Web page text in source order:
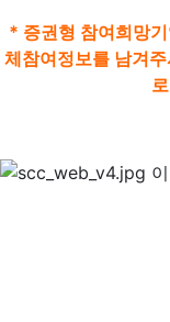
* 증권형 참여희망
체참여정보를 남겨